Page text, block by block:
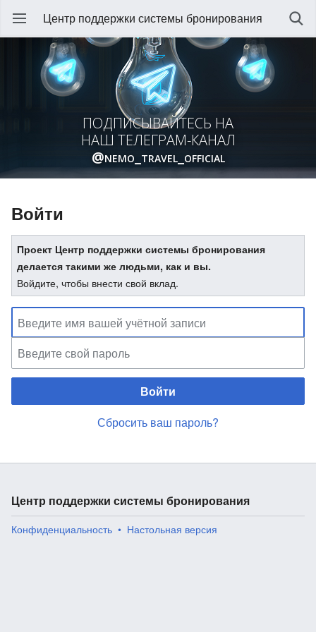
Центр поддержки системы бронирования
ПОДПИСЫВАЙТЕСЬ НА
НАШ ТЕЛЕГРАМ-КАНАЛ
@nemo_travel_official
Войти
Проект Центр поддержки системы бронирования
делается такими же людьми, как и вы.
Войдите, чтобы внести свой вклад.
Войти
Сбросить ваш пароль?
Центр поддержки системы бронирования
Конфиденциальность Настольная версия